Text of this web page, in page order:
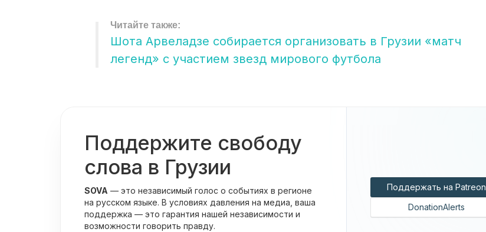
Шота Арвеладзе собирается организовать в Грузии «матч
легенд» с участием звезд мирового футбола
Поддержите свободу
слова в Грузии
SOVA — это независимый голос о событиях в регионе
на русском языке. В условиях давления на медиа, ваша
поддержка — это гарантия нашей независимости и
возможности говорить правду.
Поддержать на Patreon
DonationAlerts